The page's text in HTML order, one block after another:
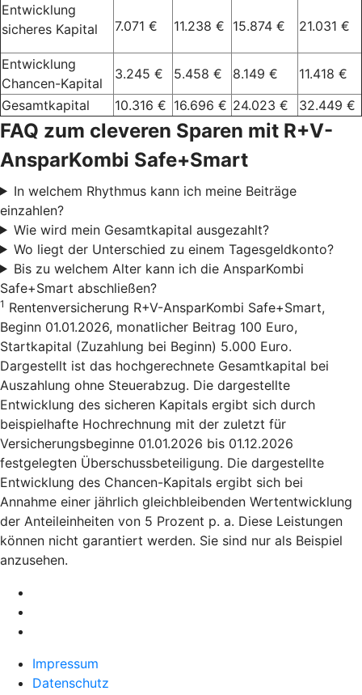
Entwicklung
sicheres Kapital
7.071 € 11.238 € 15.874 € 21.031 €
Entwicklung
Chancen-Kapital
3.245 € 5.458 € 8.149 €
11.418 €
Gesamtkapital
10.316 € 16.696 € 24.023 € 32.449 €
FAQ zum cleveren Sparen mit R+V-
AnsparKombi Safe+Smart
In welchem Rhythmus kann ich meine Beiträge
einzahlen?
Wie wird mein Gesamtkapital ausgezahlt?
Wo liegt der Unterschied zu einem Tagesgeldkonto?
Bis zu welchem Alter kann ich die AnsparKombi
Safe+Smart abschließen?
1 Rentenversicherung R+V-AnsparKombi Safe+Smart,
Beginn 01.01.2026, monatlicher Beitrag 100 Euro,
Startkapital (Zuzahlung bei Beginn) 5.000 Euro.
Dargestellt ist das hochgerechnete Gesamtkapital bei
Auszahlung ohne Steuerabzug. Die dargestellte
Entwicklung des sicheren Kapitals ergibt sich durch
beispielhafte Hochrechnung mit der zuletzt für
Versicherungsbeginne 01.01.2026 bis 01.12.2026
festgelegten Überschussbeteiligung. Die dargestellte
Entwicklung des Chancen-Kapitals ergibt sich bei
Annahme einer jährlich gleichbleibenden Wertentwicklung
der Anteileinheiten von 5 Prozent p. a. Diese Leistungen
können nicht garantiert werden. Sie sind nur als Beispiel
anzusehen.
Impressum
Datenschutz